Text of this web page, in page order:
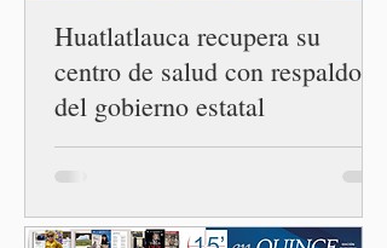
Huatlatlauca recupera su
centro de salud con respaldo
del gobierno estatal